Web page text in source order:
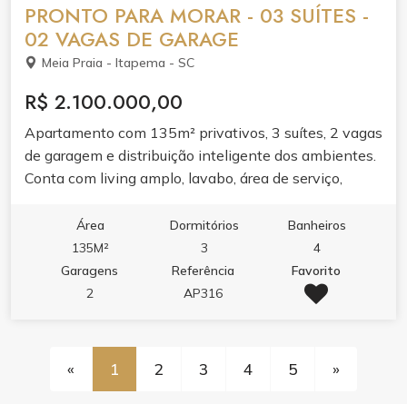
PRONTO PARA MORAR - 03 SUÍTES -
02 VAGAS DE GARAGE
Meia Praia - Itapema - SC
R$ 2.100.000,00
Apartamento com 135m² privativos, 3 suítes, 2 vagas
de garagem e distribuição inteligente dos ambientes.
Conta com living amplo, lavabo, área de serviço,
receber bem.O acabamento entrega porcelanato,
gesso, ar-condicionado, móveis planejados, armários
embutidos e cozinha planejada. Destaques: banheira
de hidromassagem, fechadura com senha na porta de
lazer é completo: piscina adulto e infantil,
Área
135M²
Dormitórios
3
Banheiros
4
Garagens
2
Referência
AP316
Favorito
« 1 2 3 4 5 »